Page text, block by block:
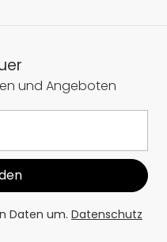
und Angeboten
Daten um. Datenschutz